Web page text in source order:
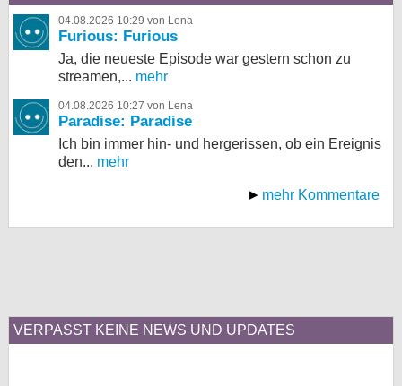
04.08.2026 10:29 von Lena
Furious: Furious
Ja, die neueste Episode war gestern schon zu
streamen,... mehr
04.08.2026 10:27 von Lena
Paradise: Paradise
Ich bin immer hin- und hergerissen, ob ein Ereignis
den... mehr
mehr Kommentare
VERPASST KEINE NEWS UND UPDATES